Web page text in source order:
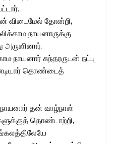
விடைமேல் தோன்றி,
நாயனாருக்கு
அருளினார்.
நாயனார் சுந்தரருடன் நட்பு
தொண்டைத்
தன் வாழ்நாள்
தொண்டாற்றி,